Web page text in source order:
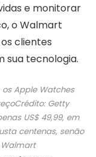
e monitorar
o Walmart
clientes
sua tecnologia.
Apple Watches
Crédito: Getty
US$ 49,99, em
centenas, senão